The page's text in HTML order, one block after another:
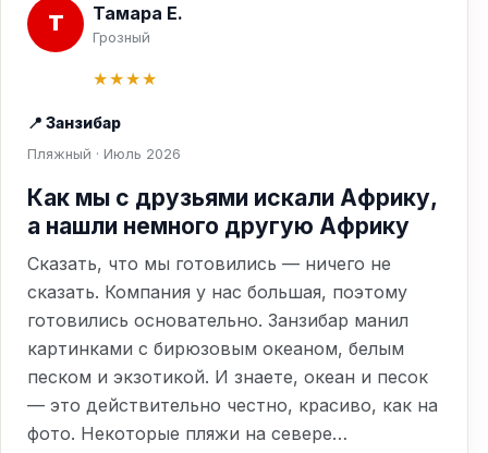
Т Тамара Е.
Грозный
★★★★
📍 Занзибар
Пляжный · Июль 2026
Как мы с друзьями искали Африку,
а нашли немного другую Африку
Сказать, что мы готовились — ничего не
сказать. Компания у нас большая, поэтому
готовились основательно. Занзибар манил
картинками с бирюзовым океаном, белым
песком и экзотикой. И знаете, океан и песок
— это действительно честно, красиво, как на
фото. Некоторые пляжи на севере…